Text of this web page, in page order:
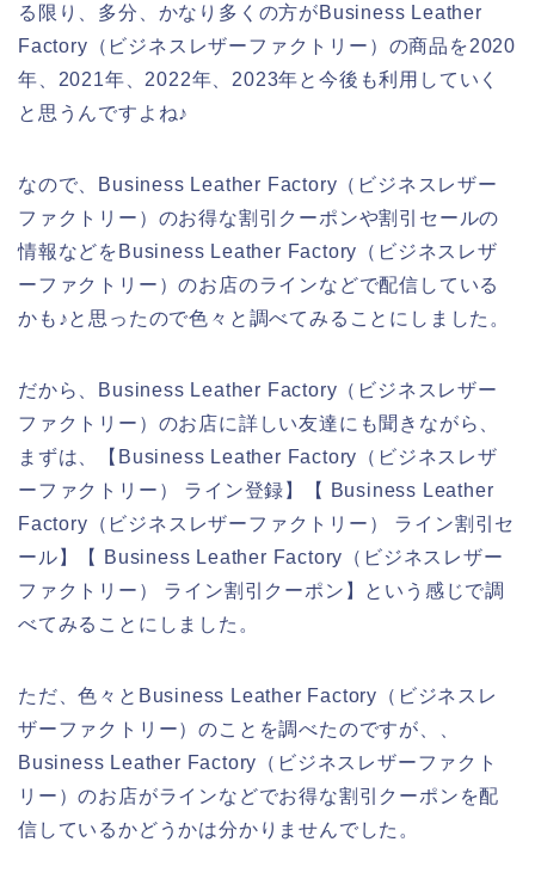
る限り、多分、かなり多くの方がBusiness Leather
Factory（ビジネスレザーファクトリー）の商品を2020
年、2021年、2022年、2023年と今後も利用していく
と思うんですよね♪
なので、Business Leather Factory（ビジネスレザー
ファクトリー）のお得な割引クーポンや割引セールの
情報などをBusiness Leather Factory（ビジネスレザ
ーファクトリー）のお店のラインなどで配信している
かも♪と思ったので色々と調べてみることにしました。
だから、Business Leather Factory（ビジネスレザー
ファクトリー）のお店に詳しい友達にも聞きながら、
まずは、【Business Leather Factory（ビジネスレザ
ーファクトリー） ライン登録】【 Business Leather
Factory（ビジネスレザーファクトリー） ライン割引セ
ール】【 Business Leather Factory（ビジネスレザー
ファクトリー） ライン割引クーポン】という感じで調
べてみることにしました。
ただ、色々とBusiness Leather Factory（ビジネスレ
ザーファクトリー）のことを調べたのですが、、
Business Leather Factory（ビジネスレザーファクト
リー）のお店がラインなどでお得な割引クーポンを配
信しているかどうかは分かりませんでした。